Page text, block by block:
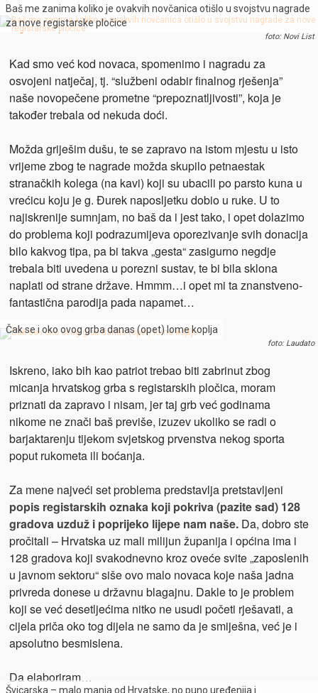
Baš me zanima koliko je ovakvih novčanica otišlo u svojstvu nagrade
za nove registarske pločice
foto: Novi List
Kad smo već kod novaca, spomenimo i nagradu za
osvojeni natječaj, tj. “službeni odabir finalnog rješenja”
naše novopečene prometne “prepoznatljivosti”, koja je
također trebala od nekuda doći.
Možda griješim dušu, te se zapravo na istom mjestu u isto
vrijeme zbog te nagrade možda skupilo petnaestak
stranačkih kolega (na kavi) koji su ubacili po parsto kuna u
vrećicu koju je g. Đurek naposljetku dobio u ruke. U to
najiskrenije sumnjam, no baš da i jest tako, i opet dolazimo
do problema koji podrazumijeva oporezivanje svih donacija
bilo kakvog tipa, pa bi takva „gesta“ zasigurno negdje
trebala biti uvedena u porezni sustav, te bi bila sklona
naplati od strane države. Hmmm…i opet mi ta znanstveno-
fantastična parodija pada napamet…
Čak se i oko ovog grba danas (opet) lome koplja
foto: Laudato
Iskreno, iako bih kao patriot trebao biti zabrinut zbog
micanja hrvatskog grba s registarskih pločica, moram
priznati da zapravo i nisam, jer taj grb već godinama
nikome ne znači baš previše, izuzev ukoliko se radi o
barjaktarenju tijekom svjetskog prvenstva nekog sporta
poput rukometa ili boćanja.
Za mene najveći set problema predstavlja pretstavljeni
popis registarskih oznaka koji pokriva (pazite sad) 128
gradova uzduž i poprijeko lijepe nam naše.Da, dobro ste
pročitali – Hrvatska uz mali milijun županija i općina ima i
128 gradova koji svakodnevno kroz oveće svite „zaposlenih
u javnom sektoru“ siše ovo malo novaca koje naša jadna
privreda donese u državnu blagajnu. Dakle to je problem
koji se već desetljećima nitko ne usudi početi rješavati, a
cijela priča oko tog dijela ne samo da je smiješna, već je i
apsolutno besmislena.
Da elaboriram…
Švicarska – malo manja od Hrvatske, no puno uređenija i